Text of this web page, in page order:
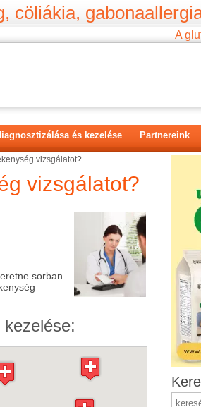
cöliákia,
A
és kezelése Partnereink
vizsgálatot?
vizsgálatot?
sorban